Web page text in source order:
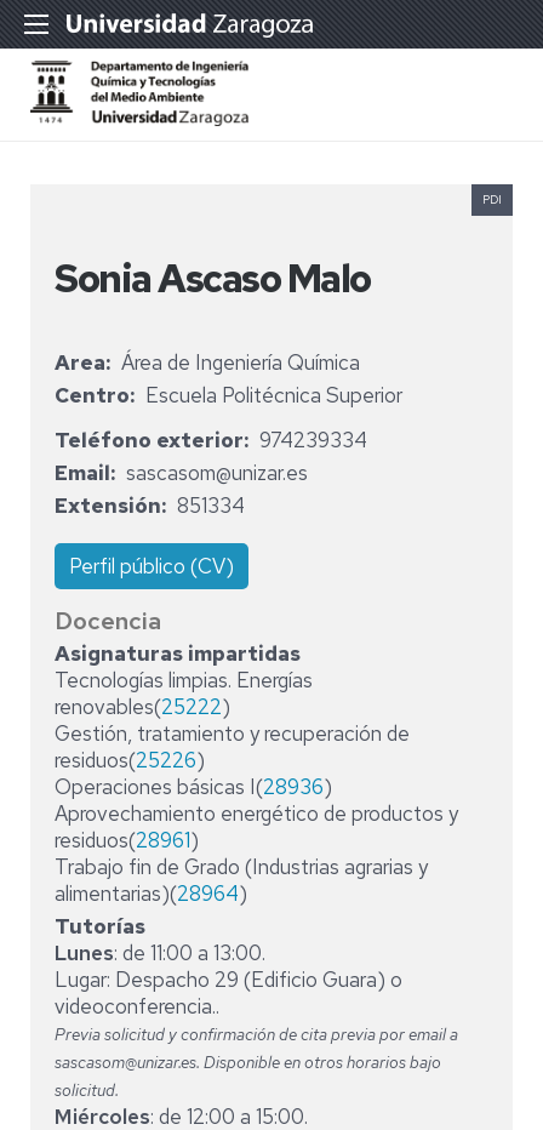
Sonia Ascaso Malo
PDI
Area
Área de Ingeniería Química
Centro
Escuela Politécnica Superior
Teléfono exterior
974239334
Email
sascasom@unizar.es
Extensión
851334
Perfil público (CV)
Docencia
Asignaturas impartidas
Tecnologías limpias. Energías
renovables(25222)
Gestión, tratamiento y recuperación de
residuos(25226)
Operaciones básicas I(28936)
Aprovechamiento energético de productos y
residuos(28961)
Trabajo fin de Grado (Industrias agrarias y
alimentarias)(28964)
Tutorías
Lunes: de 11:00 a 13:00.
Lugar: Despacho 29 (Edificio Guara) o
videoconferencia..
Previa solicitud y confirmación de cita previa por email a
sascasom@unizar.es. Disponible en otros horarios bajo
solicitud.
Miércoles: de 12:00 a 15:00.